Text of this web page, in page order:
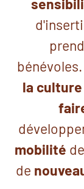
la
mobilité
de